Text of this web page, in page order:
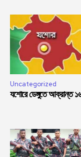
Uncategorized
যশোরে ডেঙ্গুতে আক্রান্ত